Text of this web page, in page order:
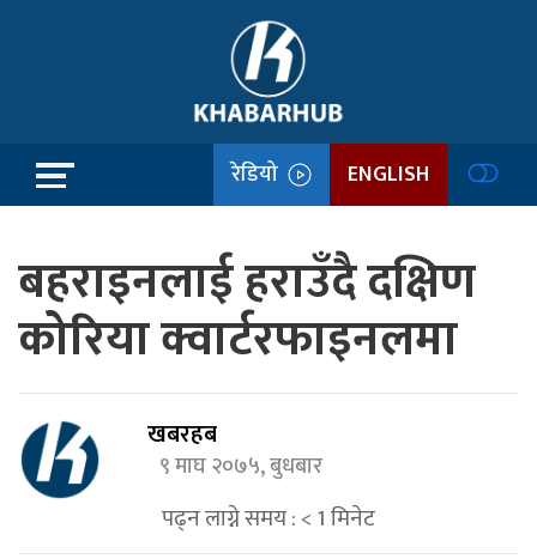
रेडियो ENGLISH
बहराइनलाई हराउँदै दक्षिण
कोरिया क्वार्टरफाइनलमा
खबरहब
९ माघ २०७५, बुधबार
पढ्न लाग्ने समय :< 1मिनेट